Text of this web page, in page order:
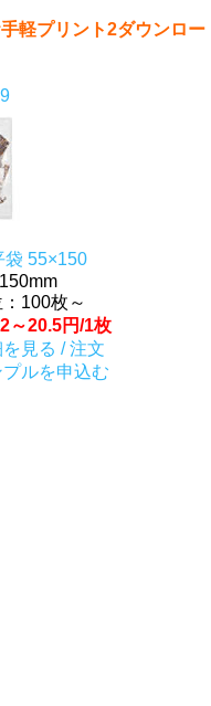
軽プリント2ダウンロー
袋 55×150
100枚～
～20.5円/1枚
見る / 注文
ルを申込む